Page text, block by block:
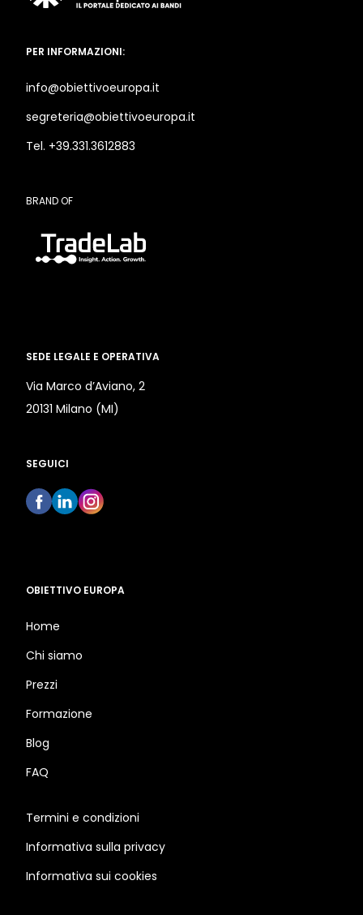
PER INFORMAZIONI:
info@obiettivoeuropa.it
segreteria@obiettivoeuropa.it
Tel. +39.331.3612883
BRAND OF
SEDE LEGALE E OPERATIVA
Via Marco d’Aviano, 2
20131 Milano (MI)
SEGUICI
OBIETTIVO EUROPA
Home
Chi siamo
Prezzi
Formazione
Blog
FAQ
Termini e condizioni
Informativa sulla privacy
Informativa sui cookies